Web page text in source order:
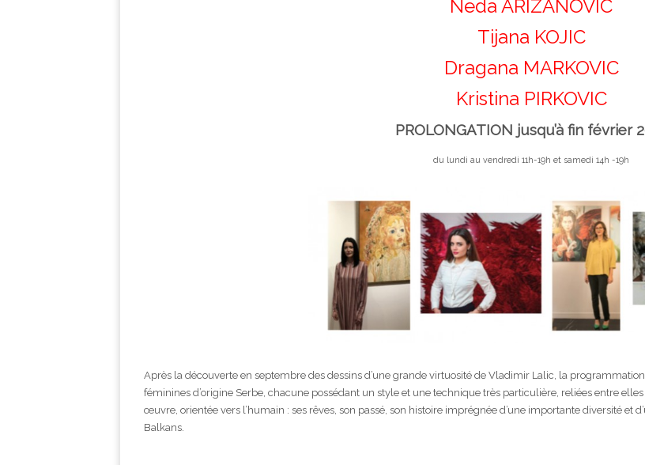
Neda ARIZANOVIC
Tijana KOJIC
Dragana MARKOVIC
Kristina PIRKOVIC
PROLONGATION jusqu’à fin février
du lundi au vendredi 11h-19h et samedi 14h -19h
Après la découverte en septembre des dessins d’une grande virtuosité de Vladimir Lalic, la
féminines d’origine Serbe, chacune possédant un style et une technique très particulière, reliées entre
œuvre, orientée vers l’humain : ses rêves, son passé, son histoire imprégnée d’une importante diversité et
Balkans.